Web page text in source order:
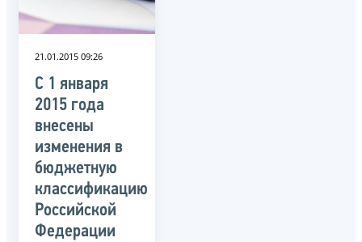
21.01.2015 09:26
С 1 января
2015 года
внесены
изменения в
бюджетную
классификацию
Российской
Федерации